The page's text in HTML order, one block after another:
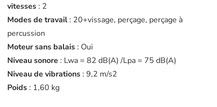
vitesses : 2
Modes de travail : 20+vissage, perçage, perçage à
percussion
Moteur sans balais : Oui
Niveau sonore : Lwa = 82 dB(A) /Lpa = 75 dB(A)
Niveau de vibrations : 9,2 m/s2
Poids : 1,60 kg